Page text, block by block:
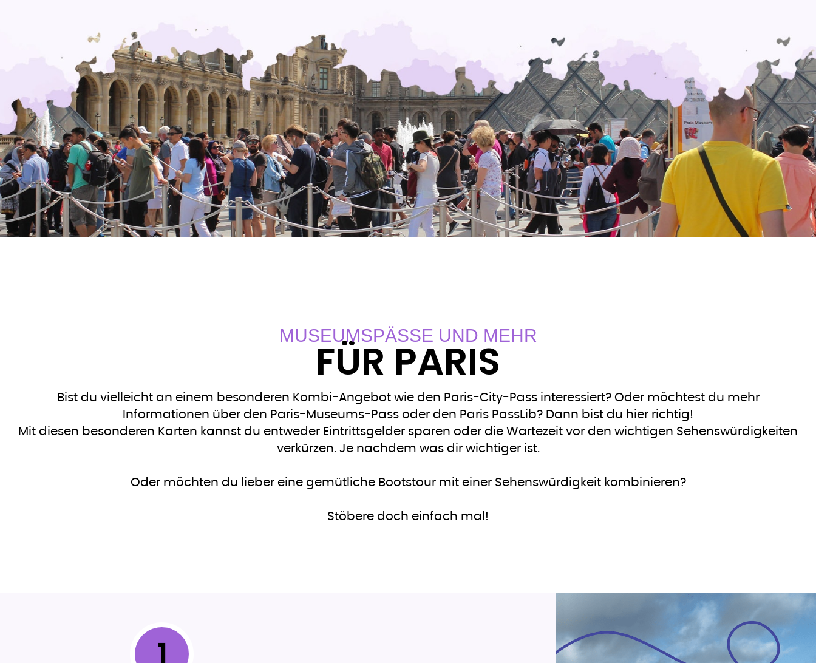
MUSEUMSPÄSSE UND MEHR
FÜR PARIS
Bist du vielleicht an einem besonderen Kombi-Angebot wie den Paris-City-Pass interessiert? Oder möchtest du mehr
Informationen über den Paris-Museums-Pass oder den Paris PassLib? Dann bist du hier richtig!
Mit diesen besonderen Karten kannst du entweder Eintrittsgelder sparen oder die Wartezeit vor den wichtigen Sehenswürdigkeiten
verkürzen. Je nachdem was dir wichtiger ist.
Oder möchten du lieber eine gemütliche Bootstour mit einer Sehenswürdigkeit kombinieren?
​Stöbere doch einfach mal!
1